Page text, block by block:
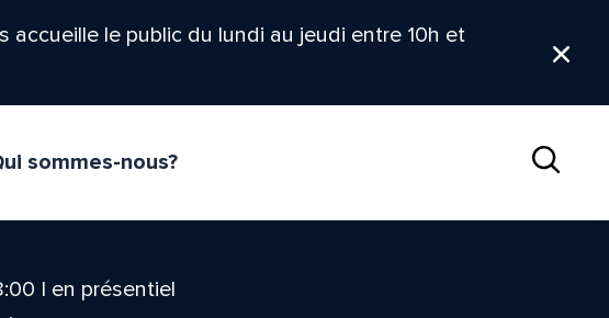
le public du lundi au jeudi entre 10h et
sommes-nous?
| en présentiel